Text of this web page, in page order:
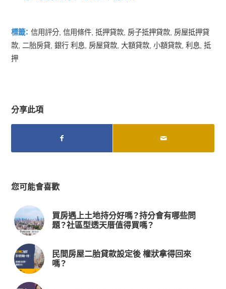
標籤： 信用評分 ,信用條件 ,抵押貸款 房子抵押貸款 房屋抵押貸
款
二胎房貸 ,銀行 利息 房屋貸款 大額貸款 ,小額貸款 ,利息 ,抵
押
分享此項
您可能會喜歡
買房遇上土地持分好嗎？持分會有哪些問
題？社區型透天厝值得買嗎？
民間房屋二胎貸款設定後 權狀拿得回來
嗎？